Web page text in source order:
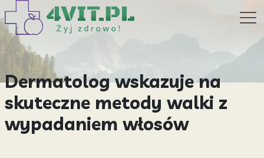
Dermatolog wskazuje na
skuteczne metody walki z
wypadaniem włosów